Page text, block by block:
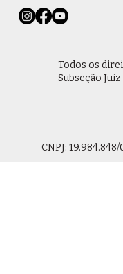
Todos os
Subseção
CNPJ: